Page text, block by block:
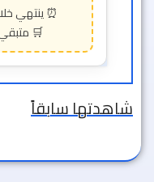
شاهدتها سابقاً